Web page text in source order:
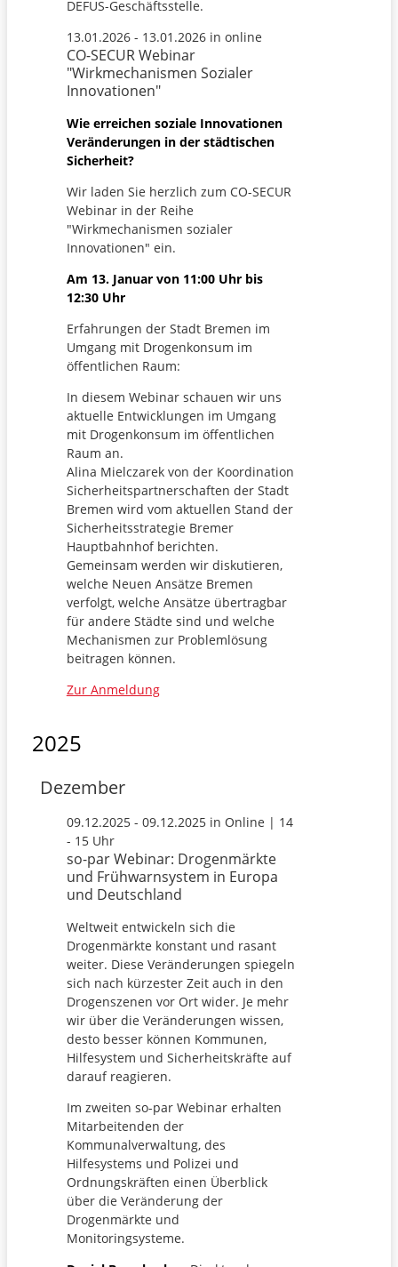
DEFUS-Geschäftsstelle.
13.01.2026 - 13.01.2026 in online
CO-SECUR Webinar
"Wirkmechanismen Sozialer
Innovationen"
Wie erreichen soziale Innovationen
Veränderungen in der städtischen
Sicherheit?
Wir laden Sie herzlich zum CO-SECUR
Webinar in der Reihe
"Wirkmechanismen sozialer
Innovationen" ein.
Am 13. Januar von 11:00 Uhr bis
12:30 Uhr
Erfahrungen der Stadt Bremen im
Umgang mit Drogenkonsum im
öffentlichen Raum:
In diesem Webinar schauen wir uns
aktuelle Entwicklungen im Umgang
mit Drogenkonsum im öffentlichen
Raum an.
Alina Mielczarek von der Koordination
Sicherheitspartnerschaften der Stadt
Bremen wird vom aktuellen Stand der
Sicherheitsstrategie Bremer
Hauptbahnhof berichten.
Gemeinsam werden wir diskutieren,
welche Neuen Ansätze Bremen
verfolgt, welche Ansätze übertragbar
für andere Städte sind und welche
Mechanismen zur Problemlösung
beitragen können.
Zur Anmeldung
2025
Dezember
09.12.2025 - 09.12.2025 in Online | 14
- 15 Uhr
so-par Webinar: Drogenmärkte
und Frühwarnsystem in Europa
und Deutschland
Weltweit entwickeln sich die
Drogenmärkte konstant und rasant
weiter. Diese Veränderungen spiegeln
sich nach kürzester Zeit auch in den
Drogenszenen vor Ort wider. Je mehr
wir über die Veränderungen wissen,
desto besser können Kommunen,
Hilfesystem und Sicherheitskräfte auf
darauf reagieren.
Im zweiten so-par Webinar erhalten
Mitarbeitenden der
Kommunalverwaltung, des
Hilfesystems und Polizei und
Ordnungskräften einen Überblick
über die Veränderung der
Drogenmärkte und
Monitoringsysteme.